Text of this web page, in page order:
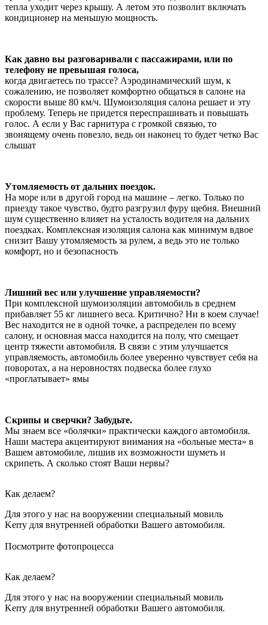
тепла уходит через крышу. А летом это позволит включать
кондиционер на меньшую мощность.
Как давно вы разговаривали с пассажирами, или по
телефону не превышая голоса,
когда двигаетесь по трассе? Аэродинамический шум, к
сожалению, не позволяет комфортно общаться в салоне на
скорости выше 80 км/ч. Шумоизоляция салона решает и эту
проблему. Теперь не придется переспрашивать и повышать
голос. А если у Вас гарнитура с громкой связью, то
звонящему очень повезло, ведь он наконец то будет четко Вас
слышат
Утомляемость от дальних поездок.
На море или в другой город на машине – легко. Только по
приезду такое чувство, будто разгрузил фуру щебня. Внешний
шум существенно влияет на усталость водителя на дальних
поездках. Комплексная изоляция салона как минимум вдвое
снизит Вашу утомляемость за рулем, а ведь это не только
комфорт, но и безопасность
Лишний вес или улучшение управляемости?
При комплексной шумоизоляции автомобиль в среднем
прибавляет 55 кг лишнего веса. Критично? Ни в коем случае!
Вес находится не в одной точке, а распределен по всему
салону, и основная масса находится на полу, что смещает
центр тяжести автомобиля. В связи с этим улучшается
управляемость, автомобиль более уверенно чувствует себя на
поворотах, а на неровностях подвеска более глухо
«проглатывает» ямы
Скрипы и сверчки? Забудьте.
Мы знаем все «болячки» практически каждого автомобиля.
Наши мастера акцентируют внимания на «больные места» в
Вашем автомобиле, лишив их возможности шуметь и
скрипеть. А сколько стоят Ваши нервы?
Как делаем?
Для этого у нас на вооружении специальный мовиль
Kerry для внутренней обработки Вашего автомобиля.
Посмотрите фотопроцесса
Как делаем?
Для этого у нас на вооружении специальный мовиль
Kerry для внутренней обработки Вашего автомобиля.